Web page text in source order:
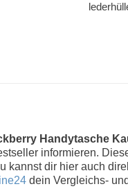
Handytasche
informieren.
kannst dir hier auch
dein Vergleichs-